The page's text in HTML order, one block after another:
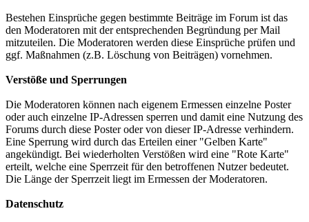
Bestehen Einsprüche gegen bestimmte Beiträge im Forum ist das
den Moderatoren mit der entsprechenden Begründung per Mail
mitzuteilen. Die Moderatoren werden diese Einsprüche prüfen und
ggf. Maßnahmen (z.B. Löschung von Beiträgen) vornehmen.
Verstöße und Sperrungen
Die Moderatoren können nach eigenem Ermessen einzelne Poster
oder auch einzelne IP-Adressen sperren und damit eine Nutzung des
Forums durch diese Poster oder von dieser IP-Adresse verhindern.
Eine Sperrung wird durch das Erteilen einer "Gelben Karte"
angekündigt. Bei wiederholten Verstößen wird eine "Rote Karte"
erteilt, welche eine Sperrzeit für den betroffenen Nutzer bedeutet.
Die Länge der Sperrzeit liegt im Ermessen der Moderatoren.
Datenschutz